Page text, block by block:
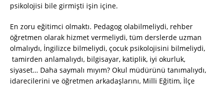
psikolojisi bile girmişti işin içine.
En zoru eğitimci olmaktı. Pedagog olabilmeliydi, rehber
öğretmen olarak hizmet vermeliydi, tüm derslerde uzman
olmalıydı, İngilizce bilmeliydi, çocuk psikolojisini bilmeliydi,
tamirden anlamalıydı, bilgisayar, katiplik, iyi okurluk,
siyaset… Daha saymalı mıyım? Okul müdürünü tanımalıydı,
idarecilerini ve öğretmen arkadaşlarını, Milli Eğitim, İlçe